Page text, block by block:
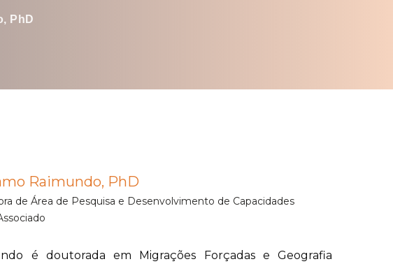
PhD
Raimundo, PhD
de Área de Pesquisa e Desenvolvimento de Capacidades
é doutorada em Migrações Forçadas e Geografia